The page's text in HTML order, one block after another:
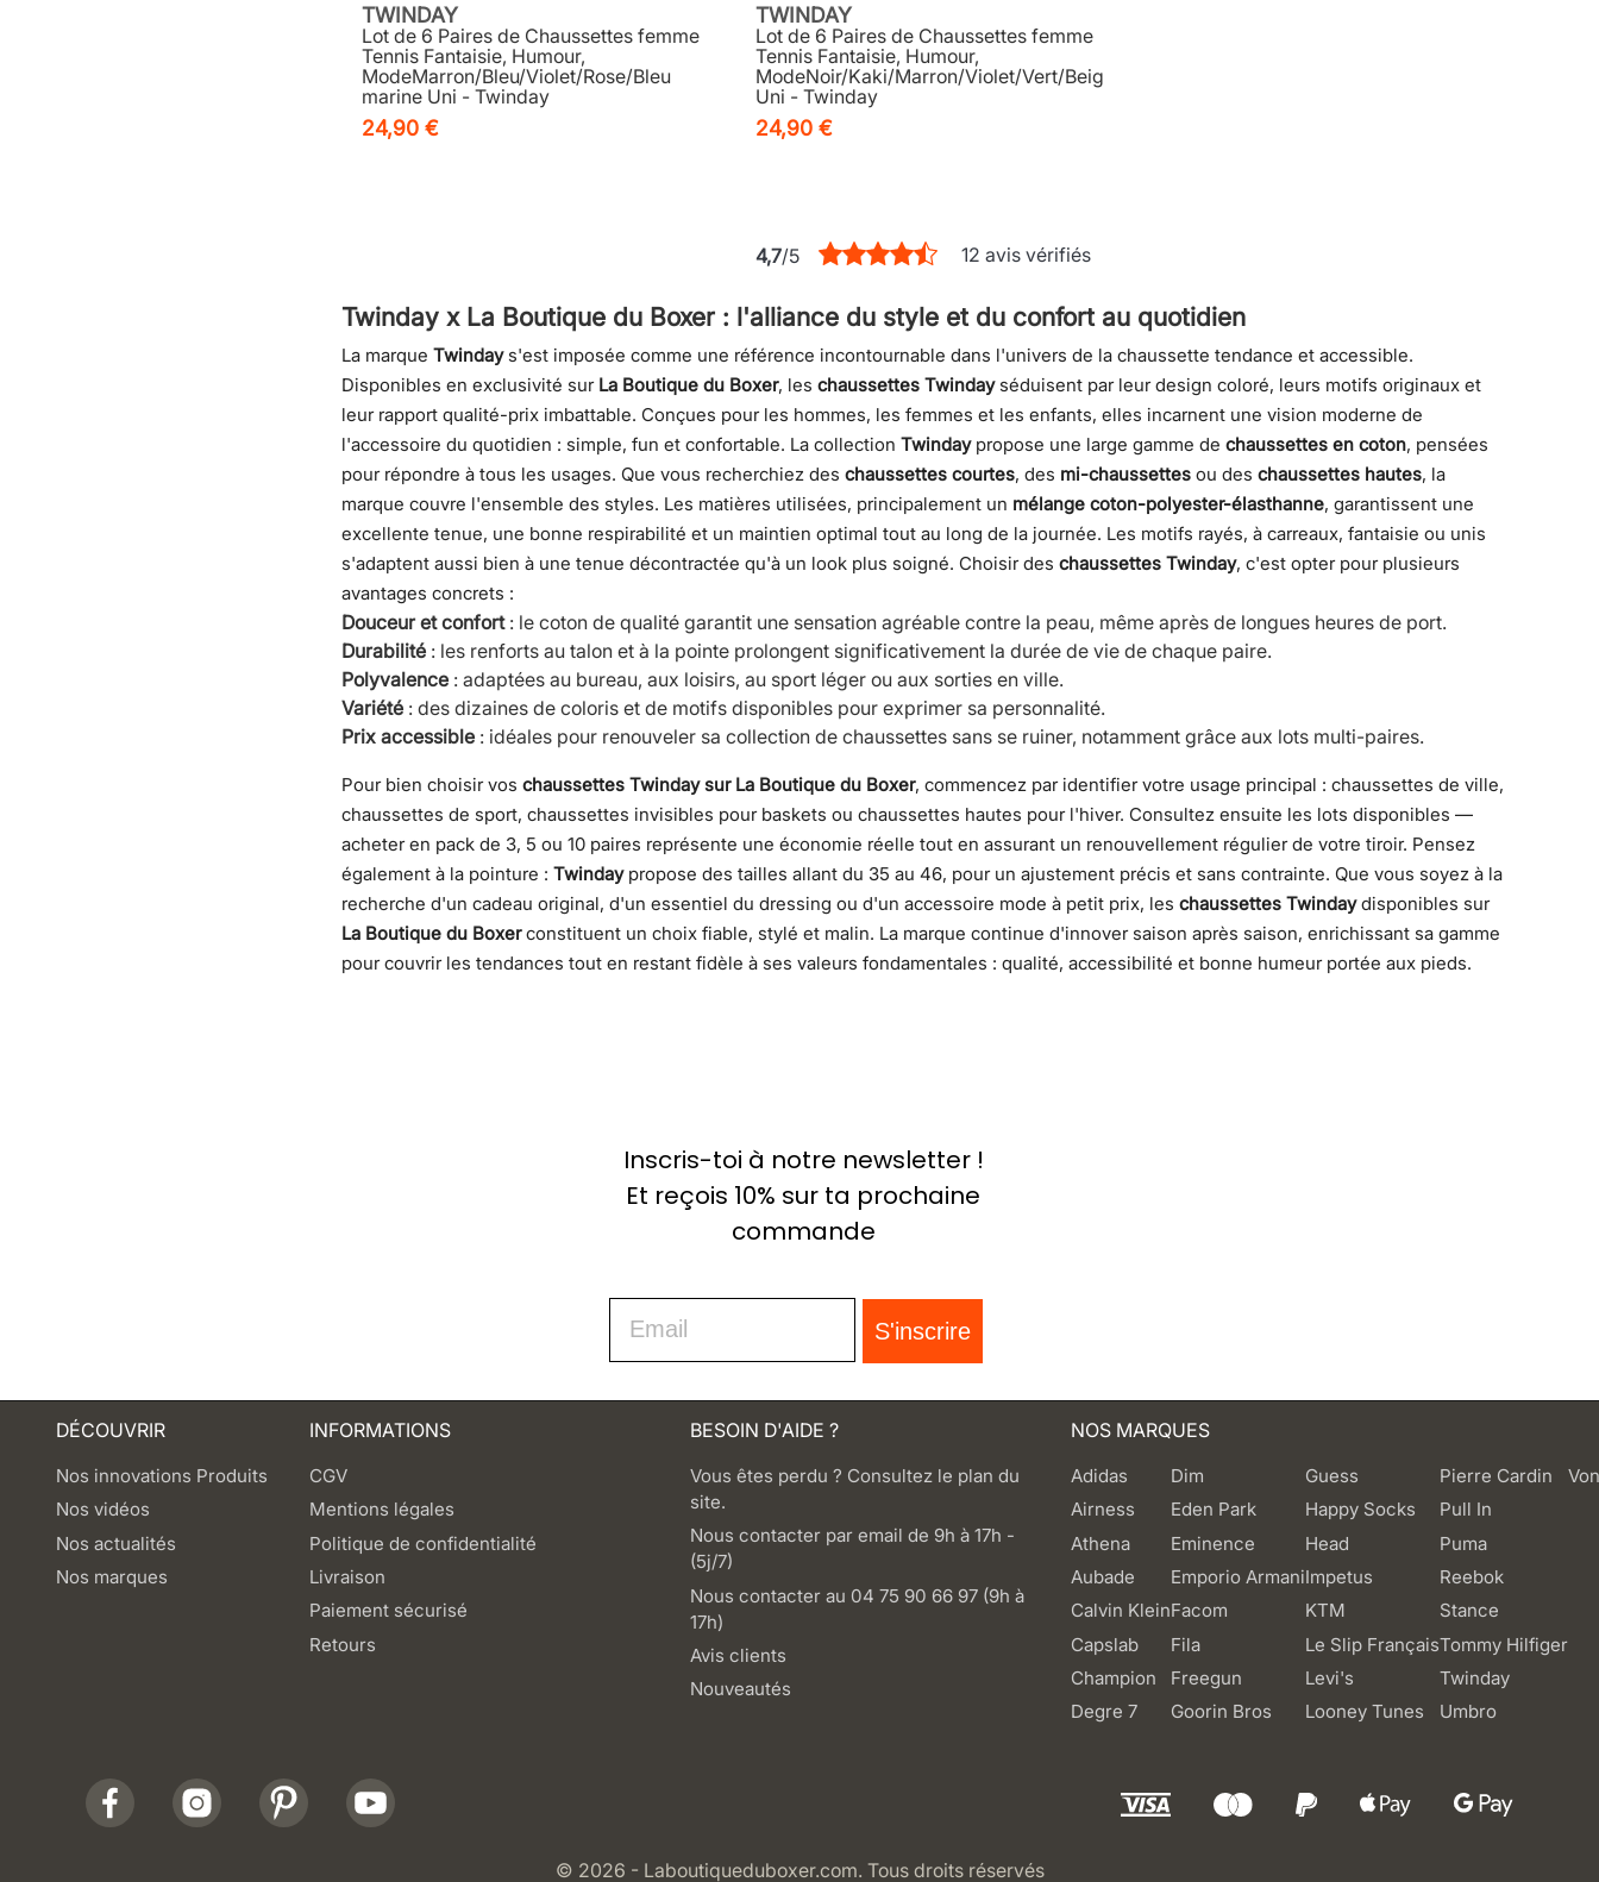
TWINDAY
Lot de 6 Paires de Chaussettes femme
Tennis Fantaisie, Humour,
ModeMarron/Bleu/Violet/Rose/Bleu
marine Uni - Twinday
24,90 €
TWINDAY
Lot de 6 Paires de Chaussettes femme
Tennis Fantaisie, Humour,
ModeNoir/Kaki/Marron/Violet/Vert/Beige
Uni - Twinday
24,90 €
4,7/5 12 avis vérifiés
Twinday x La Boutique du Boxer : l'alliance du style et du confort au quotidien
La marque Twindays'est imposée comme une référence incontournable dans l'univers de la chaussette tendance et accessible.
Disponibles en exclusivité sur La Boutique du Boxer, les chaussettes Twindayséduisent par leur design coloré, leurs motifs originaux et
leur rapport qualité-prix imbattable. Conçues pour les hommes, les femmes et les enfants, elles incarnent une vision moderne de
l'accessoire du quotidien : simple, fun et confortable. La collection Twindaypropose une large gamme de chaussettes en coton, pensées
pour répondre à tous les usages. Que vous recherchiez des chaussettes courtes, des mi-chaussettes ou des chaussettes hautes, la
marque couvre l'ensemble des styles. Les matières utilisées, principalement un mélange coton-polyester-élasthanne, garantissent une
excellente tenue, une bonne respirabilité et un maintien optimal tout au long de la journée. Les motifs rayés, à carreaux, fantaisie ou unis
s'adaptent aussi bien à une tenue décontractée qu'à un look plus soigné. Choisir des chaussettes Twinday, c'est opter pour plusieurs
avantages concrets :
Douceur et confort: le coton de qualité garantit une sensation agréable contre la peau, même après de longues heures de port.
Durabilité : les renforts au talon et à la pointe prolongent significativement la durée de vie de chaque paire.
Polyvalence : adaptées au bureau, aux loisirs, au sport léger ou aux sorties en ville.
Variété : des dizaines de coloris et de motifs disponibles pour exprimer sa personnalité.
Prix accessible : idéales pour renouveler sa collection de chaussettes sans se ruiner, notamment grâce aux lots multi-paires.
Pour bien choisir vos chaussettes Twinday sur La Boutique du Boxer, commencez par identifier votre usage principal : chaussettes de ville,
chaussettes de sport, chaussettes invisibles pour baskets ou chaussettes hautes pour l'hiver. Consultez ensuite les lots disponibles —
acheter en pack de 3, 5 ou 10 paires représente une économie réelle tout en assurant un renouvellement régulier de votre tiroir. Pensez
également à la pointure : Twindaypropose des tailles allant du 35 au 46, pour un ajustement précis et sans contrainte. Que vous soyez à la
recherche d'un cadeau original, d'un essentiel du dressing ou d'un accessoire mode à petit prix, les chaussettes Twindaydisponibles sur
La Boutique du Boxerconstituent un choix fiable, stylé et malin. La marque continue d'innover saison après saison, enrichissant sa gamme
pour couvrir les tendances tout en restant fidèle à ses valeurs fondamentales : qualité, accessibilité et bonne humeur portée aux pieds.
Inscris-toi à notre newsletter !
Et reçois 10% sur ta prochaine
commande
S'inscrire
DÉCOUVRIR
Nos innovations Produits
Nos vidéos
Nos actualités
Nos marques
INFORMATIONS
CGV
Mentions légales
Politique de confidentialité
Livraison
Paiement sécurisé
Retours
BESOIN D'AIDE ?
Vous êtes perdu ? Consultez le plan du
site.
Nous contacter par email de 9h à 17h -
(5j/7)
Nous contacter au 04 75 90 66 97 (9h à
17h)
Avis clients
Nouveautés
NOS MARQUES
Adidas
Airness
Athena
Aubade
Calvin Klein
Capslab
Champion
Degre 7
Dim
Eden Park
Eminence
Emporio Armani
Facom
Fila
Freegun
Goorin Bros
Guess
Happy Socks
Head
Impetus
KTM
Le Slip Français
Levi's
Looney Tunes
Pierre Cardin
Pull In
Puma
Reebok
Stance
Tommy Hilfiger
Twinday
Umbro
© 2026 - Laboutiqueduboxer.com. Tous droits réservés